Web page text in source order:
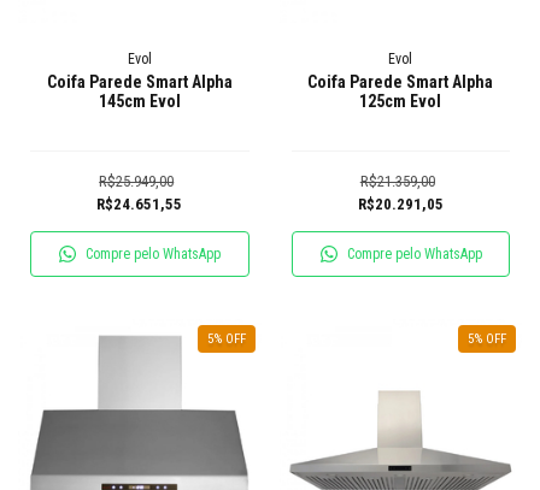
Evol
Coifa Parede Smart Alpha
145cm Evol
R$25.949,00
R$24.651,55
Compre pelo WhatsApp
Evol
Coifa Parede Smart Alpha
125cm Evol
R$21.359,00
R$20.291,05
Compre pelo WhatsApp
5% OFF 5% OFF